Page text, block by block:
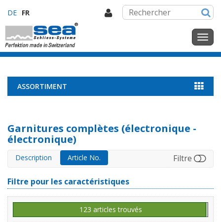
DE FR
ASSORTIMENT
Garnitures complètes (électronique -
électronique)
Description Article No. Filtre
Filtre pour les caractéristiques
123 articles trouvés